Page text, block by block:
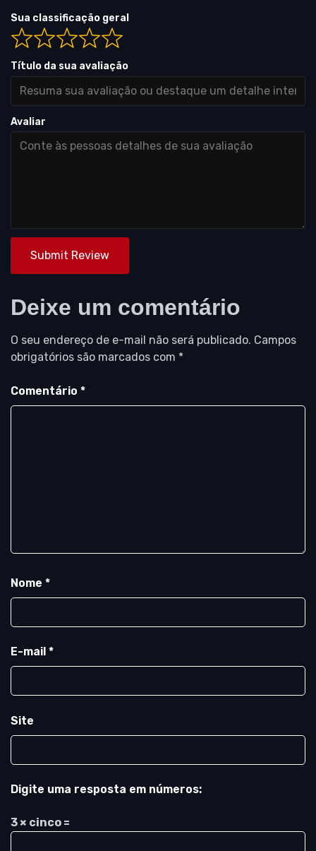
Sua classificação geral
Título da sua avaliação
Avaliar
Submit Review
Deixe um comentário
O seu endereço de e-mail não será publicado. Campos
obrigatórios são marcados com *
Comentário *
Nome *
E-mail *
Site
Digite uma resposta em números:
3 × cinco =